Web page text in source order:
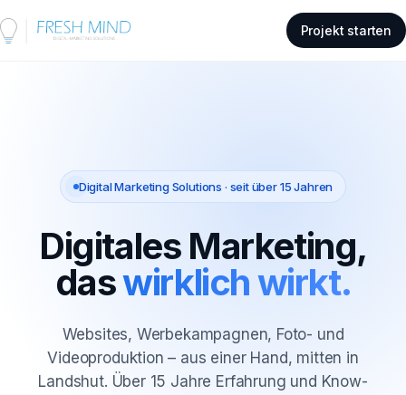
Projekt starten
Digital Marketing Solutions · seit über 15 Jahren
Digitales Marketing,
daswirklich wirkt.
Websites, Werbekampagnen, Foto- und
Videoproduktion – aus einer Hand, mitten in
Landshut. Über 15 Jahre Erfahrung und Know-